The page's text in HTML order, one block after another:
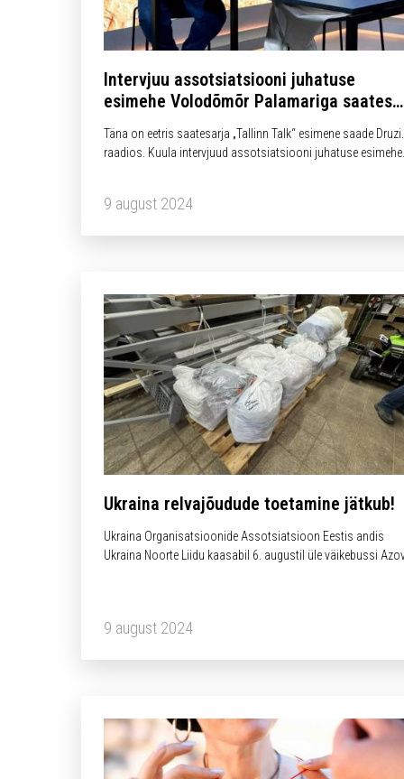
Intervjuu assotsiatsiooni juhatuse
esimehe Volodõmõr Palamariga saates
„Tallinn Talk“
Täna on eetris saatesarja „Tallinn Talk“ esimene saade
raadios. Kuula intervjuud assotsiatsiooni juhatuse esimehe
9 august 2024
Ukraina relvajõudude toetamine jätkub!
Ukraina Organisatsioonide Assotsiatsioon Eestis andis
Ukraina Noorte Liidu kaasabil 6. augustil üle väikebussi
9 august 2024